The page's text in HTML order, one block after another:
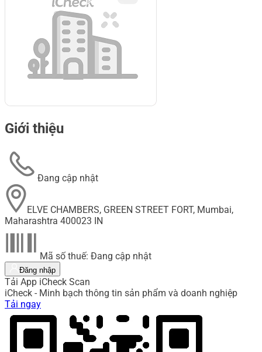
Giới thiệu
Đang cập nhật
ELVE CHAMBERS, GREEN STREET FORT, Mumbai,
Maharashtra 400023 IN
Mã số thuế: Đang cập nhật
Đăng nhập
Tải App iCheck Scan
iCheck - Minh bạch thông tin sản phẩm và doanh nghiệp
Tải ngay